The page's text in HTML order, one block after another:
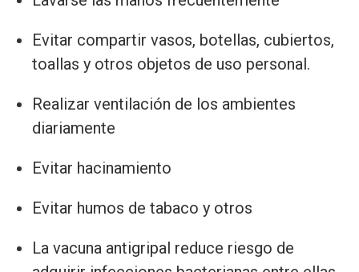
Evitar compartir vasos, botellas, cubiertos,
toallas y otros objetos de uso personal.
Realizar ventilación de los ambientes
diariamente
Evitar hacinamiento
Evitar humos de tabaco y otros
La vacuna antigripal reduce riesgo de